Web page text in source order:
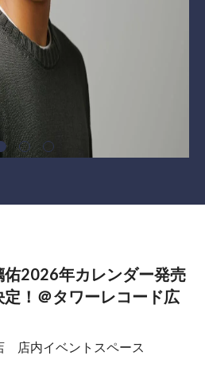
佑2026年カレンダー発売
！＠タワーレコード広
店内イベントスペース